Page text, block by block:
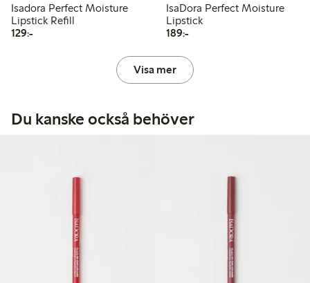
Isadora Perfect Moisture
Lipstick Refill
129:-129,00 kr
IsaDora Perfect Moisture
Lipstick
189:-189,00 kr
Visa mer
Du kanske också behöver